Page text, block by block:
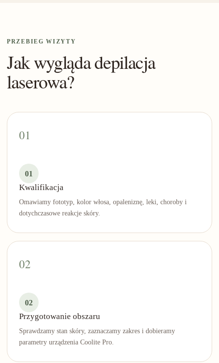
PRZEBIEG WIZYTY
Jak wygląda depilacja
laserowa?
01
Kwalifikacja
Omawiamy fototyp, kolor włosa, opaleniznę, leki, choroby i
dotychczasowe reakcje skóry.
02
Przygotowanie obszaru
Sprawdzamy stan skóry, zaznaczamy zakres i dobieramy
parametry urządzenia Coolite Pro.